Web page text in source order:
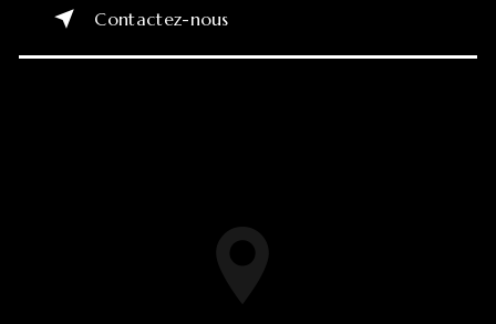
Contactez-nous